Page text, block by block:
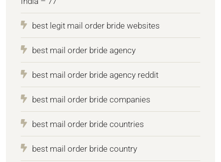
best legit mail order bride websites
best mail order bride agency
best mail order bride agency reddit
best mail order bride companies
best mail order bride countries
best mail order bride country